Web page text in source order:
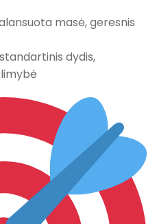
masė, geresnis
dydis,